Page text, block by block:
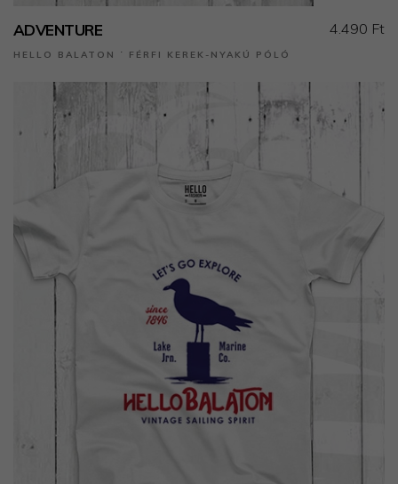
ADVENTURE
HELLO BALATON ˙ FÉRFI KEREK-NYAKÚ PÓLÓ
4.490 Ft